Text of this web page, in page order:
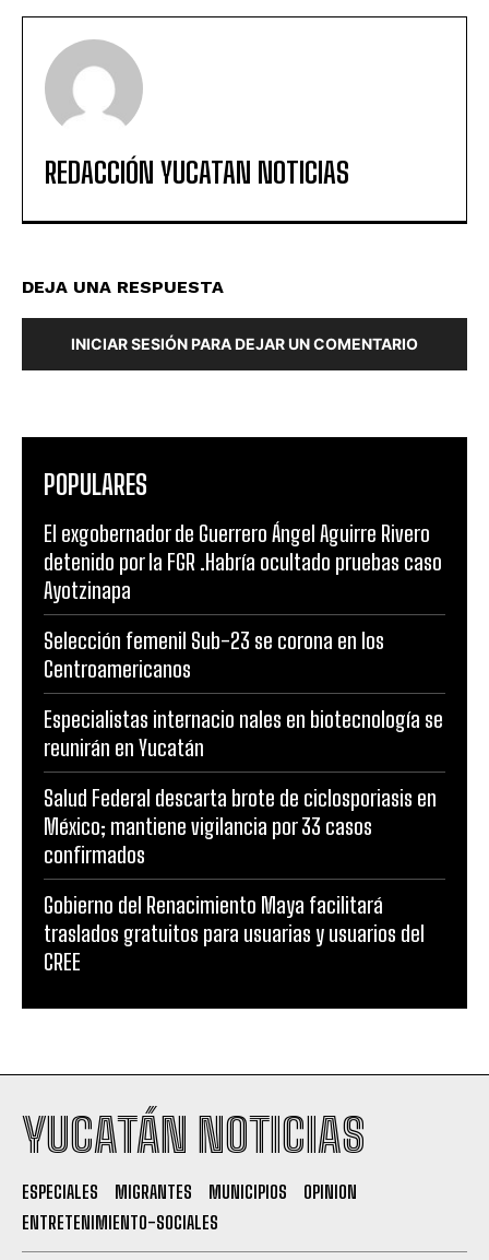
REDACCIÓN YUCATAN NOTICIAS
DEJA UNA RESPUESTA
INICIAR SESIÓN PARA DEJAR UN COMENTARIO
POPULARES
El exgobernador de Guerrero Ángel Aguirre Rivero
detenido por la FGR .Habría ocultado pruebas caso
Ayotzinapa
Selección femenil Sub-23 se corona en los
Centroamericanos
Especialistas internacio nales en biotecnología se
reunirán en Yucatán
Salud Federal descarta brote de ciclosporiasis en
México; mantiene vigilancia por 33 casos
confirmados
Gobierno del Renacimiento Maya facilitará
traslados gratuitos para usuarias y usuarios del
CREE
YUCATÁN NOTICIAS
ESPECIALES MIGRANTES MUNICIPIOS
OPINION
ENTRETENIMIENTO-SOCIALES